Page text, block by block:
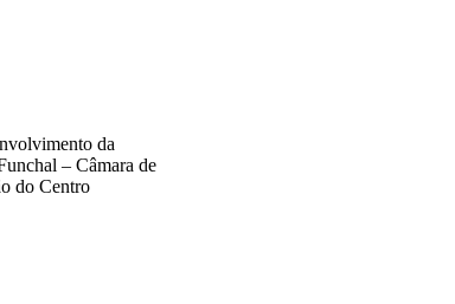
da
– Câmara de
do Centro